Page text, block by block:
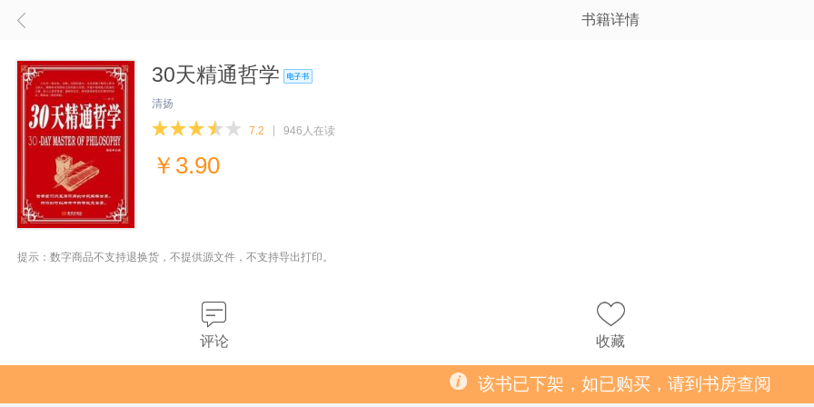
书籍详情
30天精通哲学
清扬
7.2 946人在读
￥ 3.90
提示：数字商品不支持退换货，不提供源文件，不支持导出打印。
评论 收藏
该书已下架，如已购买，请到书房查阅